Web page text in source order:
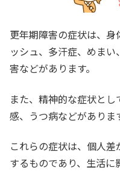
更年期障害の症状は、
ッシュ、多汗症、めま
害などがあります。
また、精神的な症状と
感、うつ病などがありま
これらの症状は、個人
するものであり、生活に